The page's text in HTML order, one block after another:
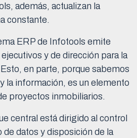
además, actualizan la
constante.
ERP de Infotools emite
y de dirección para la
en parte, porque sabemos
la información, es un elemento
proyectos inmobiliarios.
central está dirigido al control
datos y disposición de la